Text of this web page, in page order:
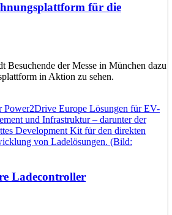
für die
Besuchende der Messe in München dazu
in Aktion zu sehen.
Ladecontroller